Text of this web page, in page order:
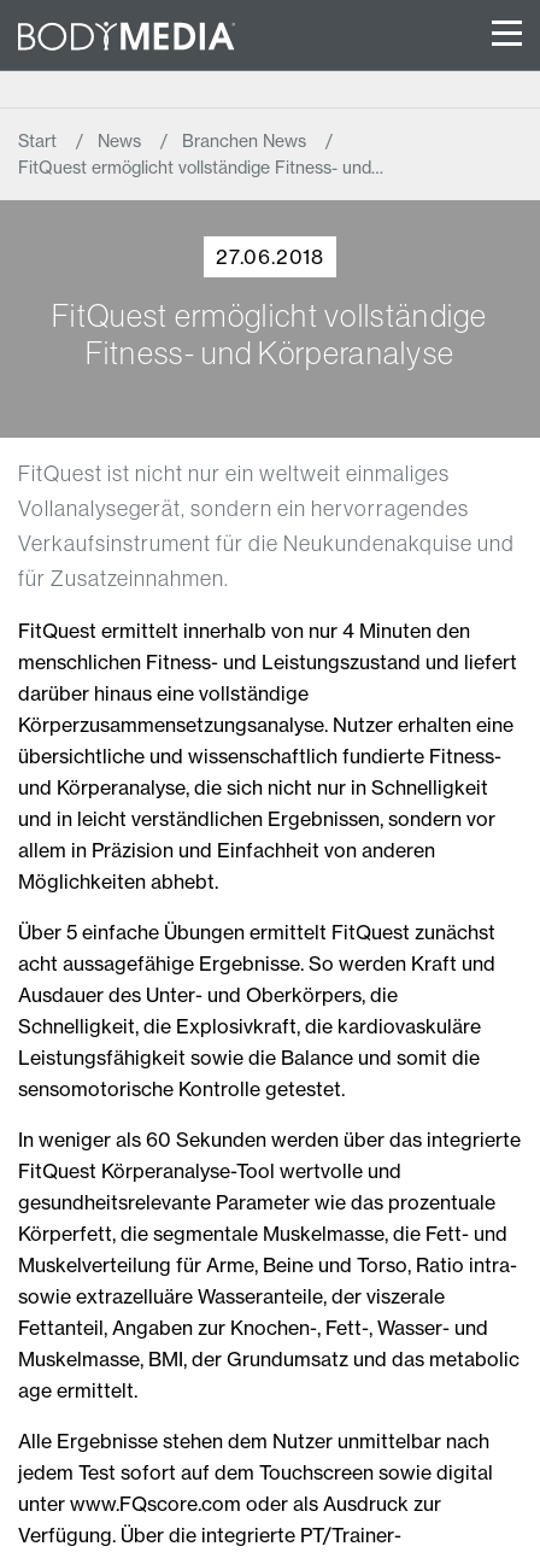
Start News
Branchen News
FitQuest ermöglicht vollständige Fitness- und…
27.06.2018
FitQuest ermöglicht vollständige
Fitness- und Körperanalyse
FitQuest ist nicht nur ein weltweit einmaliges
Vollanalysegerät, sondern ein hervorragendes
Verkaufsinstrument für die Neukundenakquise und
für Zusatzeinnahmen.
FitQuest ermittelt innerhalb von nur 4 Minuten den
menschlichen Fitness- und Leistungszustand und liefert
darüber hinaus eine vollständige
Körperzusammensetzungsanalyse. Nutzer erhalten eine
übersichtliche und wissenschaftlich fundierte Fitness-
und Körperanalyse, die sich nicht nur in Schnelligkeit
und in leicht verständlichen Ergebnissen, sondern vor
allem in Präzision und Einfachheit von anderen
Möglichkeiten abhebt.
Über 5 einfache Übungen ermittelt FitQuest zunächst
acht aussagefähige Ergebnisse. So werden Kraft und
Ausdauer des Unter- und Oberkörpers, die
Schnelligkeit, die Explosivkraft, die kardiovaskuläre
Leistungsfähigkeit sowie die Balance und somit die
sensomotorische Kontrolle getestet.
In weniger als 60 Sekunden werden über das integrierte
FitQuest Körperanalyse-Tool wertvolle und
gesundheitsrelevante Parameter wie das prozentuale
Körperfett, die segmentale Muskelmasse, die Fett- und
Muskelverteilung für Arme, Beine und Torso, Ratio intra-
sowie extrazelluäre Wasseranteile, der viszerale
Fettanteil, Angaben zur Knochen-, Fett-, Wasser- und
Muskelmasse, BMI, der Grundumsatz und das metabolic
age ermittelt.
Alle Ergebnisse stehen dem Nutzer unmittelbar nach
jedem Test sofort auf dem Touchscreen sowie digital
unter www.FQscore.com oder als Ausdruck zur
Verfügung. Über die integrierte PT/Trainer-